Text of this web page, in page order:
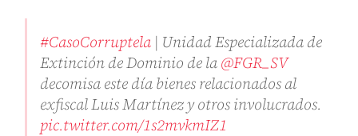
#CasoCorruptela | Unidad Especializada de
Extinción de Dominio de la@FGR_SV
decomisa este día bienes relacionados al
exfiscal Luis Martínez y otros involucrados.
pic.twitter.com/1s2mvkmIZ1